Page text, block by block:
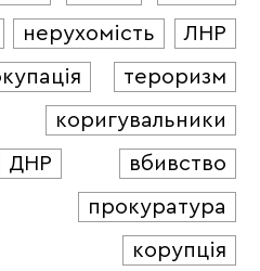
нерухомість
ЛНР
тероризм
коригувальники
ДНР
вбивство
прокуратура
корупція